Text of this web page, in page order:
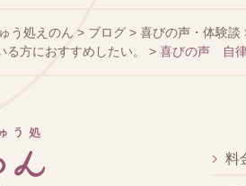
う処えのん > ブログ >喜びの声・体験談
方におすすめしたい。
>喜びの声 自
料